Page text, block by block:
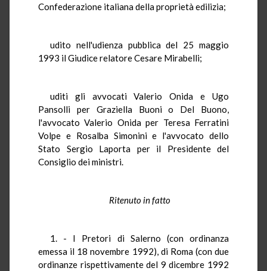
Confederazione italiana della proprietà edilizia;
udito nell'udienza pubblica del 25 maggio
1993 il Giudice relatore Cesare Mirabelli;
uditi gli avvocati Valerio Onida e Ugo
Pansolli per Graziella Buoni o Del Buono,
l'avvocato Valerio Onida per Teresa Ferratini
Volpe e Rosalba Simonini e l'avvocato dello
Stato Sergio Laporta per il Presidente del
Consiglio dei ministri.
Ritenuto in fatto
1. - I Pretori di Salerno (con ordinanza
emessa il 18 novembre 1992), di Roma (con due
ordinanze rispettivamente del 9 dicembre 1992